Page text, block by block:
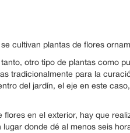
cultivan plantas de flores
otro tipo de plantas como
tradicionalmente para la
del jardín, el eje en este
en el exterior, hay que
donde dé al menos seis